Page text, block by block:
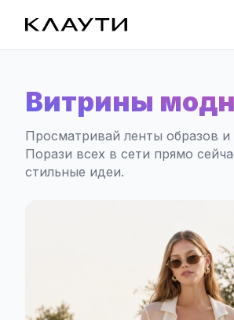
Витрины
Просматривай ленты образов
Порази всех в сети прямо
стильные идеи.